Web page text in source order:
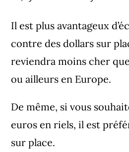
Il est plus avantageux
contre des dollars sur
reviendra moins cher
ou ailleurs en Europe.
De même, si vous
euros en riels, il est
sur place.